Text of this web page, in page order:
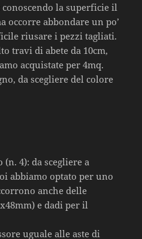
la superficie il
occorre abbondare un po’
riusare i pezzi tagliati.
travi di abete da 10cm,
acquistate per 4mq.
da scegliere del colore
4): da scegliere a
abbiamo optato per uno
anche delle
e dadi per il
uguale alle aste di